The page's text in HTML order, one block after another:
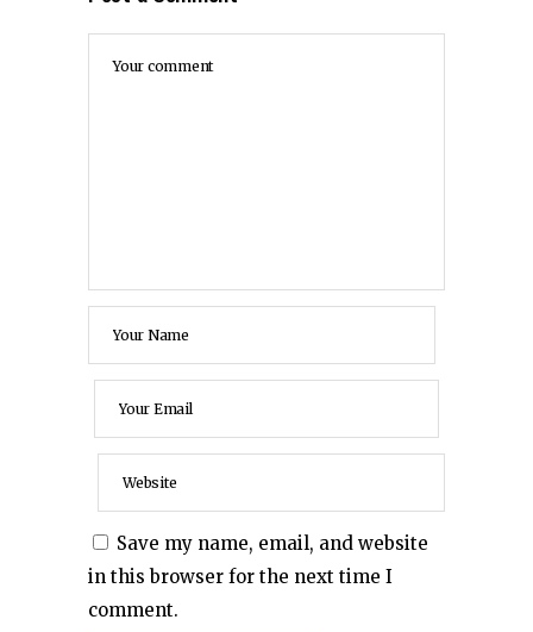
Save my name, email, and website
in this browser for the next time I
comment.